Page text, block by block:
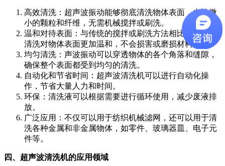
高效清洗：超声波振动能够彻底清洗物体表面，去除微
小的颗粒和纤维，无需机械搅拌或刷洗。
温和对待表面：与传统的搅拌或刷洗方法相比，超声波
清洗对物体表面更加温和，不会损害或磨损材料。
均匀清洗：声波振动可以穿透物体的各个角落和缝隙，
确保整个表面都受到均匀的清洗。
自动化和节省时间：超声波清洗机可以进行自动化操
作，节省大量人力和时间。
环保：清洗液可以根据需要进行循环使用，减少废液排
放。
广泛应用：不仅可以用于纺织机械滤网，还可以用于清
洗各种金属和非金属物体，如零件、玻璃器皿、电子元
件等。
四、超声波清洗机的应用领域